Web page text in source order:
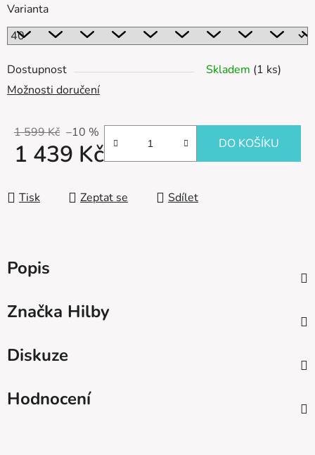
Varianta
Dostupnost Skladem (1 ks)
Možnosti doručení
1 599 Kč –10 %
1 439 Kč DO KOŠÍKU
Tisk Zeptat se Sdílet
Popis
Značka Hilby
Diskuze
Hodnocení